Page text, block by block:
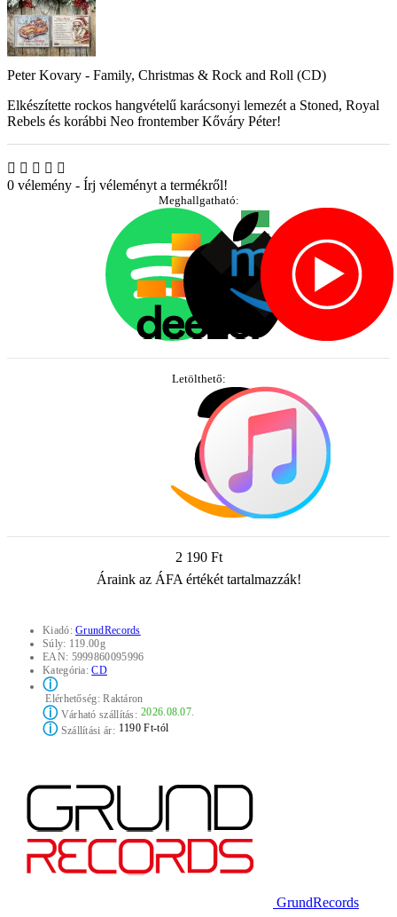
Peter Kovary - Family, Christmas & Rock and Roll (CD)
Elkészítette rockos hangvételű karácsonyi lemezét a Stoned, Royal
Rebels és korábbi Neo frontember Kőváry Péter!
0 vélemény - Írj véleményt a termékről!
Meghallgatható:
Letölthető:
2 190 Ft
Áraink az ÁFA értékét tartalmazzák!
Kiadó:GrundRecords
Súly: 119.00g
EAN: 5999860095996
Kategória:CD
ⓘ
Elérhetőség:Raktáron
ⓘVárható szállítás: 2026.08.07.
ⓘSzállítási ár: 1190 Ft-tól
GrundRecords